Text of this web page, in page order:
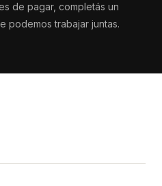
de pagar, completás un
podemos trabajar juntas.